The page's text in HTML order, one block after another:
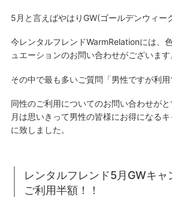
5月と言えばやはりGW(ゴールデンウィー
今レンタルフレンドWarmRelationには、
ュエーションのお問い合わせがございます
その中で最も多いご質問「男性ですが利用
同性のご利用についてのお問い合わせが
月は思いきって男性の皆様にお得になる
に致しました。
レンタルフレンド5月GWキャ
ご利用半額！！